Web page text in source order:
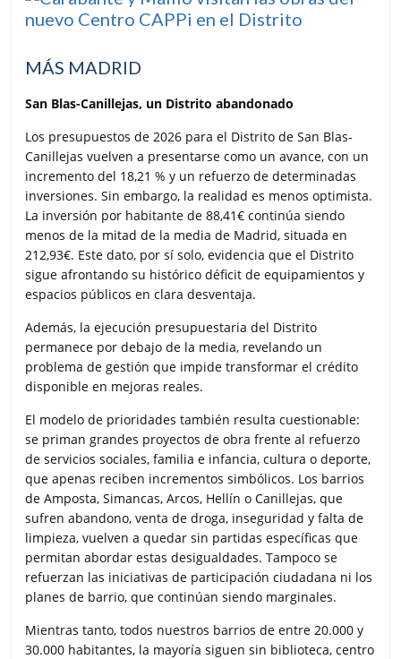
MÁS MADRID
San Blas-Canillejas, un Distrito abandonado
Los presupuestos de 2026 para el Distrito de San Blas-
Canillejas vuelven a presentarse como un avance, con un
incremento del 18,21 % y un refuerzo de determinadas
inversiones. Sin embargo, la realidad es menos optimista.
La inversión por habitante de 88,41€ continúa siendo
menos de la mitad de la media de Madrid, situada en
212,93€. Este dato, por sí solo, evidencia que el Distrito
sigue afrontando su histórico déficit de equipamientos y
espacios públicos en clara desventaja.
Además, la ejecución presupuestaria del Distrito
permanece por debajo de la media, revelando un
problema de gestión que impide transformar el crédito
disponible en mejoras reales.
El modelo de prioridades también resulta cuestionable:
se priman grandes proyectos de obra frente al refuerzo
de servicios sociales, familia e infancia, cultura o deporte,
que apenas reciben incrementos simbólicos. Los barrios
de Amposta, Simancas, Arcos, Hellín o Canillejas, que
sufren abandono, venta de droga, inseguridad y falta de
limpieza, vuelven a quedar sin partidas específicas que
permitan abordar estas desigualdades. Tampoco se
refuerzan las iniciativas de participación ciudadana ni los
planes de barrio, que continúan siendo marginales.
Mientras tanto, todos nuestros barrios de entre 20.000 y
30.000 habitantes, la mayoría siguen sin biblioteca, centro